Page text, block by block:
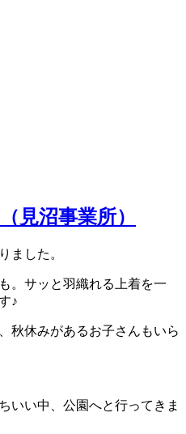
見沼事業所）
ました。
。サッと羽織れる上着を一
♪
秋休みがあるお子さんもいら
いい中、公園へと行ってきま